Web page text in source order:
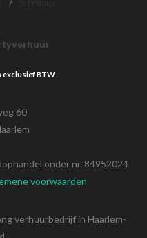
exclusief BTW.
60
onder nr. 84952024
voorwaarden
verhuurbedrijf in Haarlem-
/